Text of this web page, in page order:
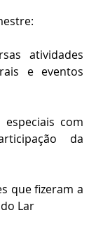
atividades
e eventos
com
da
que fizeram a
Lar